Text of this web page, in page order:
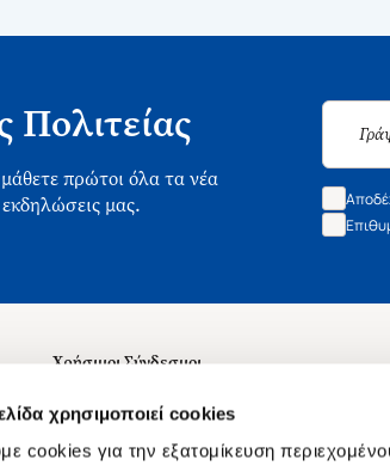
χρησιμοποιεί cookies
cookies για την εξατομίκευση
Πολιτείας
πρώτοι όλα τα νέα
εκδηλώσεις μας.
Χρήσιμοι Σύνδεσμοι
Σχετικά με εμάς
Θέσεις Εργασίας